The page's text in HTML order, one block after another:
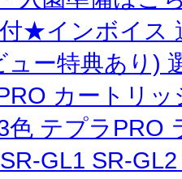
★インボイス
ュー特典あり)
カートリ
色 テプラPRO
GL1 SR-